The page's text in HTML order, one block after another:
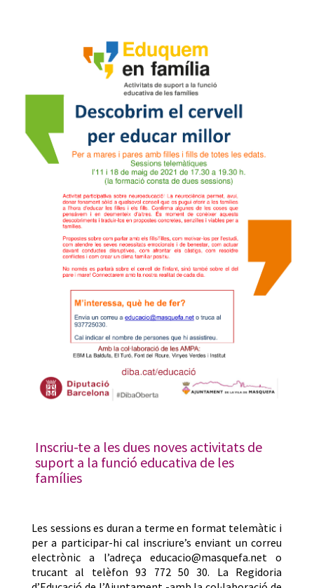
Inscriu-te a les dues noves activitats de
suport a la funció educativa de les
famílies
Les sessions es duran a terme en format telemàtic i
per a participar-hi cal inscriure’s enviant un correu
electrònic a l’adreça educacio@masquefa.net o
trucant al telèfon 93 772 50 30. La Regidoria